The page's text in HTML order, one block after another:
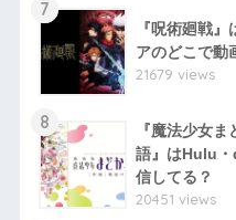
7
『呪術廻戦
アのどこで動
21679 views
8
『魔法少女
語』はHulu・
信してる？
20451 views